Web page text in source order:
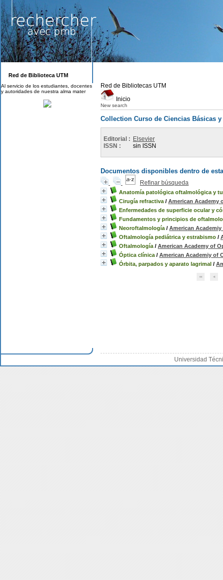
Red de Bibliotecas UTM
Inicio
New search
Collection Curso de Ciencias Básicas
Editorial : Elsevier
ISSN :
sin ISSN
Documentos disponibles dentro de
Refinar búsqueda
Anatomía patológica oftalmológica y
Cirugía refractiva / American Academy
Enfermedades de superficie ocular y
Fundamentos y principios de
Neoroftalmología / American
Oftalmología pediátrica y estrabismo /
Oftalmología / American Academy of
Óptica clínica / American Academiy of
Órbita, parpados y aparato lagrimal /
Universidad
Red de Biblioteca UTM
Al servicio de los estudiantes, docentes
y autoridades de nuestra alma mater